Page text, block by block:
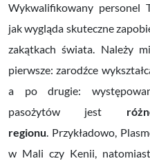
Wykwalifikowany personel
jak wygląda skuteczne
zakątkach świata. Należy
pierwsze: zarodźce
a po drugie:
pasożytów jest
regionu. Przykładowo,
w Mali czy Kenii,